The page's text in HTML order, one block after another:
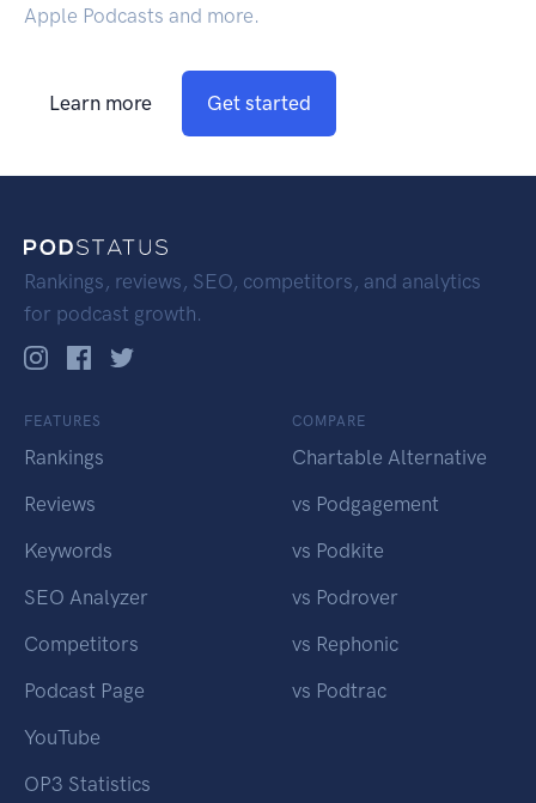
Apple Podcasts and more.
Learn more Get started
Rankings, reviews, SEO, competitors, and analytics
for podcast growth.
FEATURES
Rankings
Reviews
Keywords
SEO Analyzer
Competitors
Podcast Page
YouTube
OP3 Statistics
COMPARE
Chartable Alternative
vs Podgagement
vs Podkite
vs Podrover
vs Rephonic
vs Podtrac